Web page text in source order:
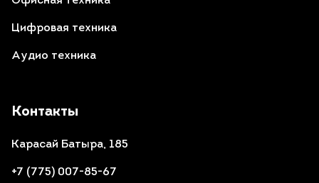
Контакты
Карасай Батыра, 185
+7 (775) 007-85-67
Цифровая техника
Аудио техника